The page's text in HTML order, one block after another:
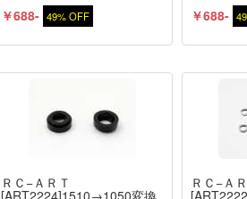
￥688- 49% OFF
￥688-
ＲＣ−ＡＲＴ
[ART2224]1510→1050変換
ＲＣ−Ａ